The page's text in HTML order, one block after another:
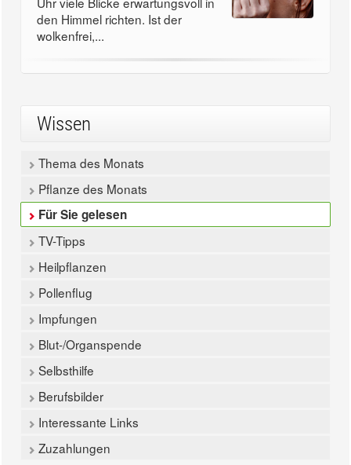
den Himmel richten. Ist der
wolkenfrei,...
Wissen
Thema des Monats
Pflanze des Monats
Für Sie gelesen
TV-Tipps
Heilpflanzen
Pollenflug
Impfungen
Blut-/Organspende
Selbsthilfe
Berufsbilder
Interessante Links
Zuzahlungen